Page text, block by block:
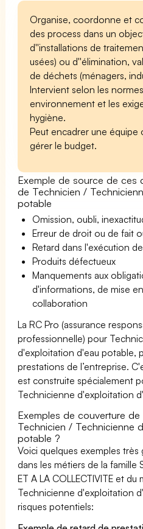
Organise, coordonne et
des process dans un
d''installations de
usées) ou d''élimination,
de déchets (ménagers,
Intervient selon les
environnement et les
hygiène.
Peut encadrer une équipe
gérer le budget.
Exemple de source de ces
de Technicien /
potable
Omission, oubli,
Erreur de droit ou de fait
Retard dans l'exécution
Produits défectueux
Manquements aux
d'informations, de mise
collaboration
La RC Pro (assurance
professionnelle) pour
d'exploitation d'eau potable,
prestations de l’entreprise.
est construite spécialement
Technicienne d'exploitation
Exemples de couverture
Technicien / Technicienne
potable ?
Voici quelques exemples
dans les métiers de la famille
ET A LA COLLECTIVITE et
Technicienne d'exploitation
risques potentiels: